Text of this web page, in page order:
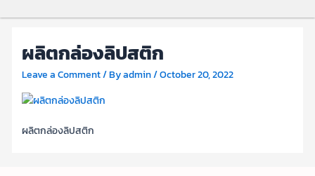
ผลิตกล่องลิปสติก
Leave a Comment/ Byadmin/October 20, 2022
ผลิตกล่องลิปสติก